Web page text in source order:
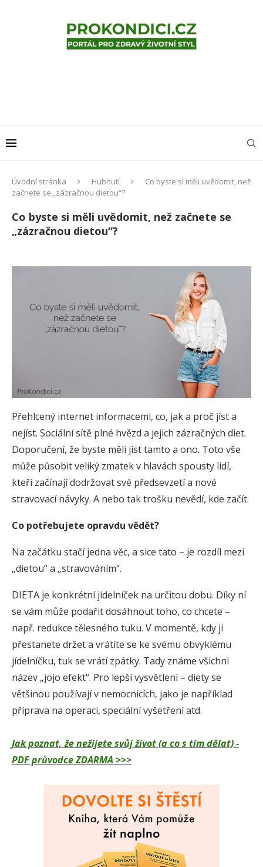
Úvodní stránka Hubnutí
Co byste si měli uvědomit, než
začnete se „zázračnou dietou“?
Co byste si měli uvědomit, než začnete se
„zázračnou dietou“?
Přehlcený internet informacemi, co, jak a proč jíst a
nejíst. Sociální sítě plné hvězd a jejich zázračných diet.
Doporučení, že byste měli jíst tamto a ono. Toto vše
může působit veliký zmatek v hlavách spousty lidí,
kteří začínají dodržovat své předsevzetí a nové
stravovací návyky. A nebo tak trošku nevědí, kde začít.
Co potřebujete opravdu vědět?
Na začátku stačí jedna věc, a sice tato – je rozdíl mezi
„dietou“ a „stravováním“.
DIETA je konkrétní jídelníček na určitou dobu. Díky ní
se vám může podařit dosáhnout toho, co chcete –
např. redukce tělesného tuku. V momentě, kdy ji
přestanete držet a vrátíte se ke svému obvyklému
jídelníčku, tuk se vrátí zpátky. Tady známe všichni
název „jojo efekt“. Pro lepší vysvětlení – diety se
většinou používají v nemocnicích, jako je například
příprava na operaci, speciální vyšetření atd.
Jak poznat, že nežijete svůj život (a co s tím dělat) -
PDF průvodce ZDARMA >>>